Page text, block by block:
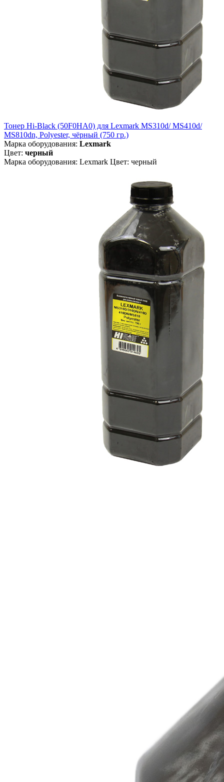
Тонер Hi-Black (50F0HA0) для Lexmark MS310d/ MS410d/
MS810dn, Polyester, чёрный (750 гр.)
Марка оборудования: Lexmark
Цвет: черный
Марка оборудования: Lexmark Цвет: черный